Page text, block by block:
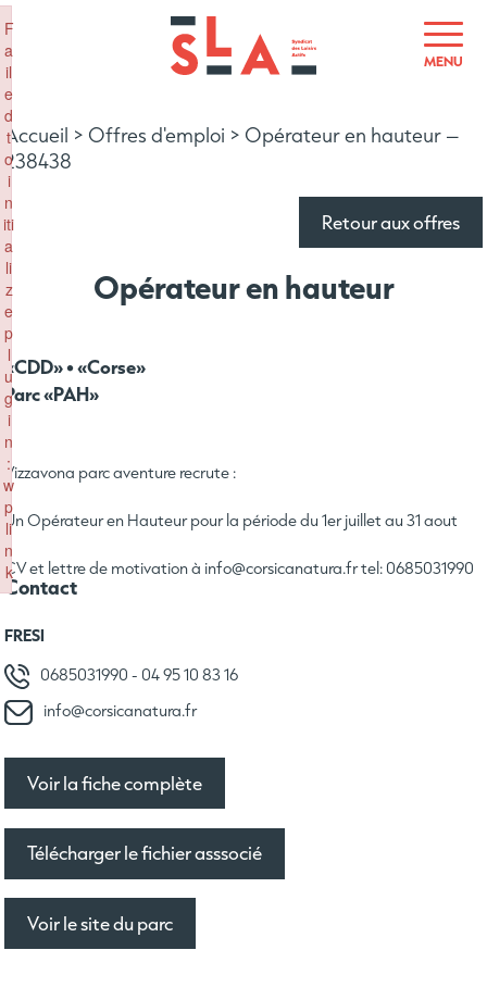
MENU
Accueil > Offres d'emploi > Opérateur en hauteur –
238438
Opérateur en hauteur
Retour aux offres
«CDD» • «Corse»
Parc «PAH»
Vizzavona parc aventure recrute :
Un Opérateur en Hauteur pour la période du 1er juillet au 31 aout
CV et lettre de motivation à info@corsicanatura.fr tel: 0685031990
Contact
FRESI
0685031990 - 04 95 10 83 16
info@corsicanatura.fr
Voir la fiche complète
Télécharger le fichier asssocié
Voir le site du parc
F
a
il
e
d
t
o
i
n
iti
a
li
z
e
p
l
u
g
i
n
:
w
p
li
n
k
to initialize plugin: wplink